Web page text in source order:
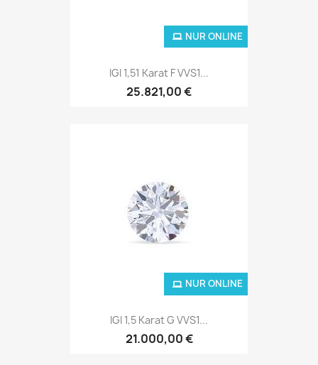
IGI 1,51 Karat F VVS1...
25.821,00 €
NUR ONLINE
IGI 1,5 Karat G VVS1...
21.000,00 €
NUR ONLINE